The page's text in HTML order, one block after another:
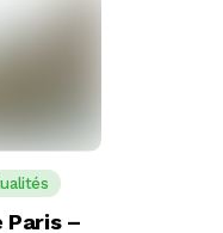
Paris –